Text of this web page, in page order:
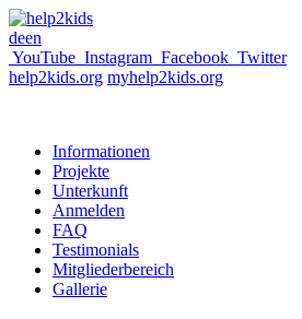
deen
YouTube Instagram Facebook Twitter
help2kids.org myhelp2kids.org
Informationen
Projekte
Unterkunft
Anmelden
FAQ
Testimonials
Mitgliederbereich
Gallerie